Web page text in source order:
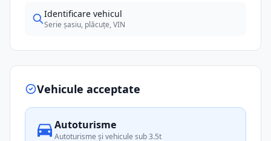
Identificare vehicul
Serie șasiu, plăcuțe, VIN
Vehicule acceptate
Autoturisme
Autoturisme și vehicule sub 3.5t